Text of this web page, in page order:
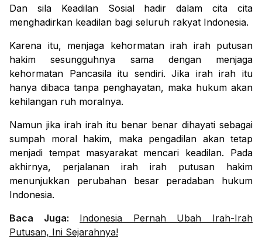
Dan sila Keadilan Sosial hadir dalam cita cita
menghadirkan keadilan bagi seluruh rakyat Indonesia.
Karena itu, menjaga kehormatan irah irah putusan
hakim sesungguhnya sama dengan menjaga
kehormatan Pancasila itu sendiri. Jika irah irah itu
hanya dibaca tanpa penghayatan, maka hukum akan
kehilangan ruh moralnya.
Namun jika irah irah itu benar benar dihayati sebagai
sumpah moral hakim, maka pengadilan akan tetap
menjadi tempat masyarakat mencari keadilan.
Pada
akhirnya, perjalanan irah irah putusan hakim
menunjukkan perubahan besar peradaban hukum
Indonesia.
Baca Juga:
Indonesia Pernah Ubah Irah-Irah
Putusan, Ini Sejarahnya!